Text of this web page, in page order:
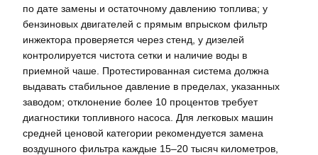
по дате замены и остаточному давлению топлива; у
бензиновых двигателей с прямым впрыском фильтр
инжектора проверяется через стенд, у дизелей
контролируется чистота сетки и наличие воды в
приемной чаше. Протестированная система должна
выдавать стабильное давление в пределах, указанных
заводом; отклонение более 10 процентов требует
диагностики топливного насоса. Для легковых машин
средней ценовой категории рекомендуется замена
воздушного фильтра каждые 15–20 тысяч километров,